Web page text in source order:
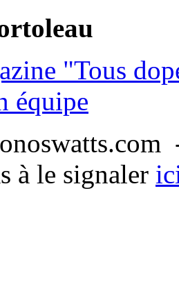
"Tous
équipe
à le signaler